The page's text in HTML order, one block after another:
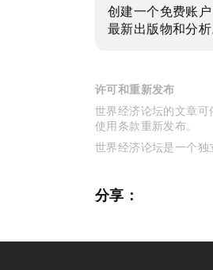
创建一个免费账
最新出版物和分析
许可和重新发布
世界经济论坛的文章
使用条款重新发布。
世界经济论坛是一个独
分享：